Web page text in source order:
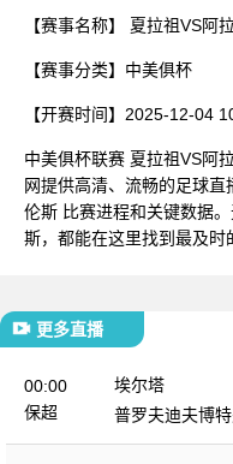
【赛事名称】 夏拉祖VS阿
【赛事分类】 中美俱杯
【开赛时间】 2025-12-04
中美俱杯联赛 夏拉祖VS阿
网提供高清、流畅的足球
伦斯 比赛进程和关键数据
斯，都能在这里找到最及时
更多直播
00:00
保超
埃尔塔
普罗夫迪夫博